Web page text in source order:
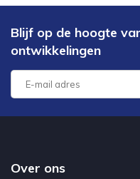
Blijf op de hoogte
ontwikkelingen
Over ons